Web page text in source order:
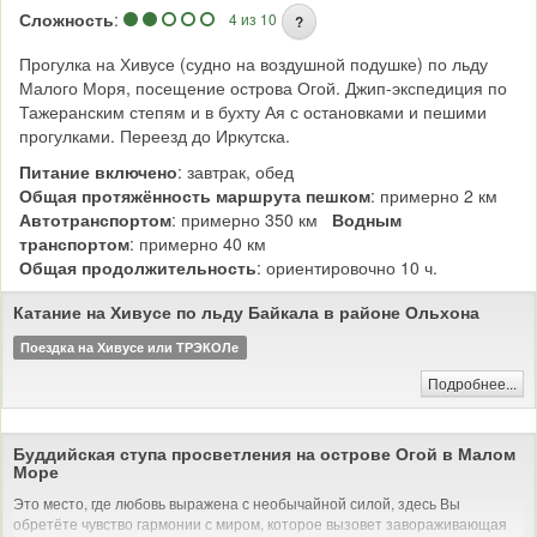
Сезон катания на коньках в Курме открывается первым.
Сложность: 4 из 10 ?
Прогулка на Хивусе (судно на воздушной подушке) по льду
Малого Моря, посещение острова Огой. Джип-экспедиция по
Тажеранским степям и в бухту Ая с остановками и пешими
прогулками. Переезд до Иркутска.
Питание включено: завтрак, обед
Общая протяжённость маршрута пешком: примерно 2 км
Автотранспортом: примерно 350 км Водным
транспортом: примерно 40 км
Общая продолжительность: ориентировочно 10 ч.
Катание на Хивусе по льду Байкала в районе Ольхона
Поездка на Хивусе или ТРЭКОЛе
Подробнее...
Буддийская ступа просветления на острове Огой в Малом
Море
Это место, где любовь выражена с необычайной силой, здесь Вы
обретёте чувство гармонии с миром, которое вызовет завораживающая